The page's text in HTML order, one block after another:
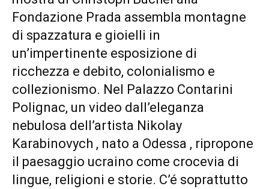
Fondazione Prada assembla montagne
di spazzatura e gioielli in
un’impertinente esposizione di
ricchezza e debito, colonialismo e
collezionismo. Nel Palazzo Contarini
Polignac, un video dall’eleganza
nebulosa dell’artista Nikolay
Karabinovych , nato a Odessa , ripropone
il paesaggio ucraino come crocevia di
lingue, religioni e storie. C’é soprattutto